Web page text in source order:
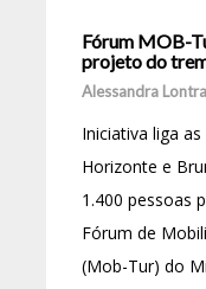
Fórum MOB-
projeto do
Alessandra Lontra
Iniciativa liga
Horizonte e
1.400 pessoas
Fórum de
(Mob-Tur) do